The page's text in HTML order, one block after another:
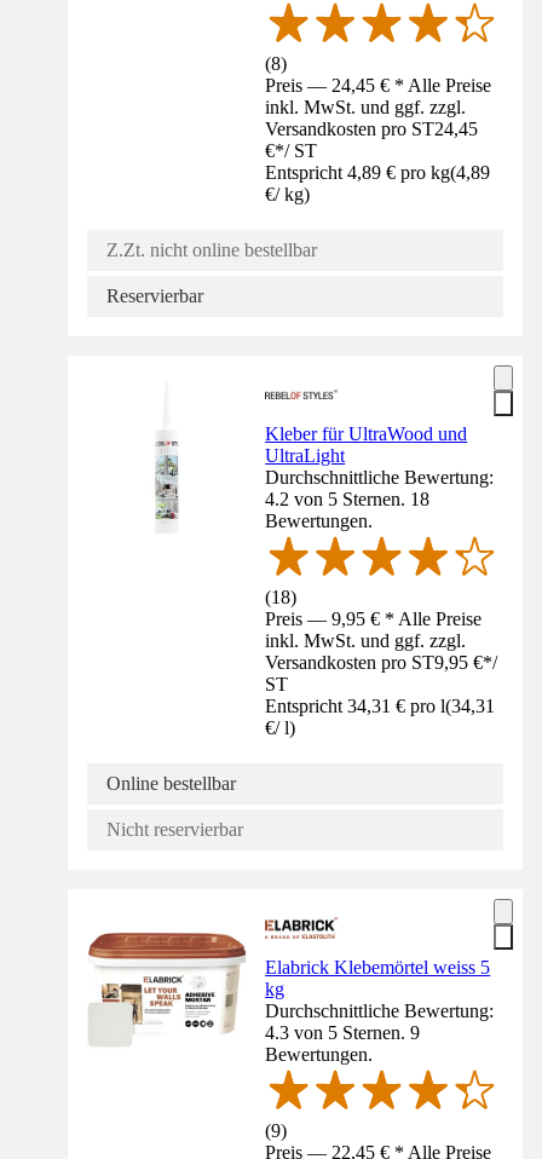
(8)
Preis — 24,45 € * Alle Preise
inkl. MwSt. und ggf. zzgl.
Versandkosten pro ST24,45
€*/ ST
Entspricht 4,89 € pro kg(4,89
€/ kg)
Z.Zt. nicht online bestellbar
Reservierbar
Kleber für UltraWood und
UltraLight
Durchschnittliche Bewertung:
4.2 von 5 Sternen. 18
Bewertungen.
(18)
Preis — 9,95 € * Alle Preise
inkl. MwSt. und ggf. zzgl.
Versandkosten pro ST9,95 €*/
ST
Entspricht 34,31 € pro l(34,31
€/ l)
Online bestellbar
Nicht reservierbar
Elabrick Klebemörtel weiss 5
kg
Durchschnittliche Bewertung:
4.3 von 5 Sternen. 9
Bewertungen.
(9)
Preis — 22,45 € * Alle Preise